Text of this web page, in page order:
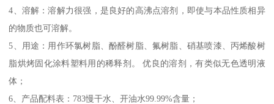
4、溶解：溶解力很强，是良好的高沸点溶剂，即使与本品性质相异
的物质也可溶解。
5、用途：用作环氯树脂、酚醛树脂、氟树脂、硝基喷漆、丙烯酸树
脂烘烤固化涂料塑料用的稀释剂。 优良的溶剂，有类似无色透明液
体；
6、产品配料表：783慢干水、开油水99.99%含量；